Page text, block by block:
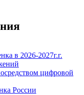
в 2026-2027г.г.
цифровой
России